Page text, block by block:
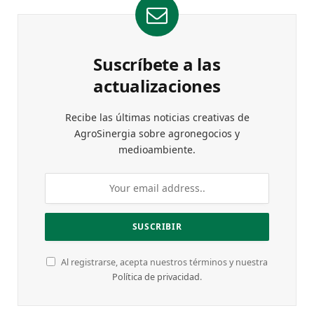
Suscríbete a las
actualizaciones
Recibe las últimas noticias creativas de
AgroSinergia sobre agronegocios y
medioambiente.
Al registrarse, acepta nuestros términos y nuestra
Política de privacidad.